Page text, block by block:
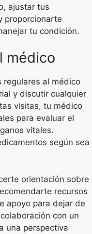
ajustar tus
proporcionarte
tu condición.
médico
regulares al médico
y discutir cualquier
visitas, tu médico
para evaluar el
vitales.
según sea
orientación sobre
recursos
apoyo para dejar de
con un
una perspectiva